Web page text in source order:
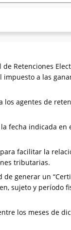
Retenciones
a las
los agentes de
fecha indicada en
facilitar la
tributarias.
generar un
sujeto y período
los meses de